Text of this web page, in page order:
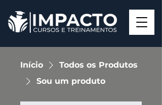
Início
Todos os Produtos
Sou um produto